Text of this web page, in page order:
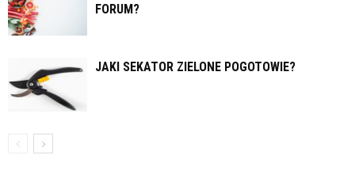
FORUM?
JAKI SEKATOR ZIELONE POGOTOWIE?